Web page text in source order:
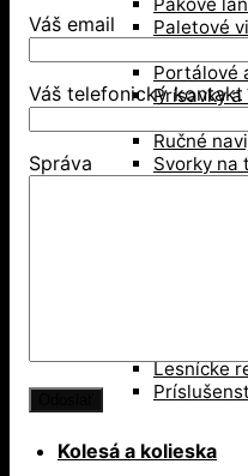
Paletové
Portálové
Prísavky a
Ručné
Svorky na
Lesnícke
Kolesá a kolieska
Váš email
Váš telefonický kontakt
Správa